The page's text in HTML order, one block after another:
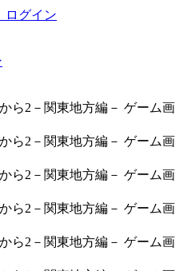
ログイン